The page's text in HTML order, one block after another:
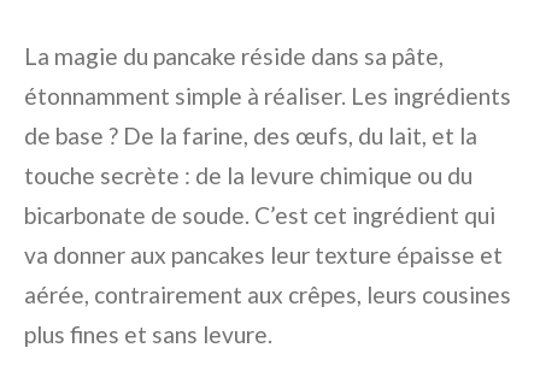
La magie du pancake réside dans sa pâte,
étonnamment simple à réaliser. Les ingrédients
de base ? De la farine, des œufs, du lait, et la
touche secrète : de la levure chimique ou du
bicarbonate de soude. C’est cet ingrédient qui
va donner aux pancakes leur texture épaisse et
aérée, contrairement aux crêpes, leurs cousines
plus fines et sans levure.